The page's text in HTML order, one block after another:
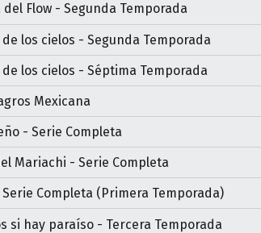
del Flow - Segunda Temporada
de los cielos - Segunda Temporada
de los cielos - Séptima Temporada
Mexicana
- Serie Completa
Mariachi - Serie Completa
Serie Completa (Primera Temporada)
si hay paraíso - Tercera Temporada